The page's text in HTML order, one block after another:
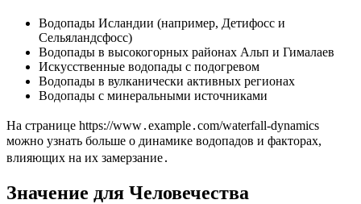
Водопады Исландии (например, Детифосс и
Сельяландсфосс)
Водопады в высокогорных районах Альп и Гималаев
Искусственные водопады с подогревом
Водопады в вулканически активных регионах
Водопады с минеральными источниками
На странице https://www․example․com/waterfall-dynamics
можно узнать больше о динамике водопадов и факторах,
влияющих на их замерзание․
Значение для Человечества